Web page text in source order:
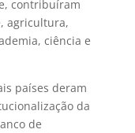
contribuíram
agricultura,
ciência e
países deram
da
de